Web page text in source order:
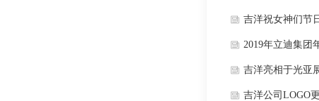
吉洋祝女神们节
2019年立迪集团
吉洋亮相于光亚
吉洋公司LOGO